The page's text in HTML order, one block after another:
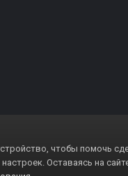
чтобы помочь
Оставаясь на